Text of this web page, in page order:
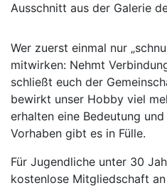
Ausschnitt aus der Galerie
Wer zuerst einmal nur
mitwirken: Nehmt
schließt euch der
bewirkt unser Hobby viel
erhalten eine Bedeutung
Vorhaben gibt es in Fülle.
Für Jugendliche unter 30
kostenlose Mitgliedschaft